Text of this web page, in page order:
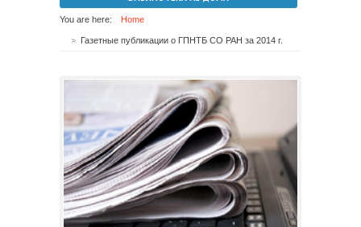
You are here: Home
Газетные публикации о ГПНТБ СО РАН за 2014 г.